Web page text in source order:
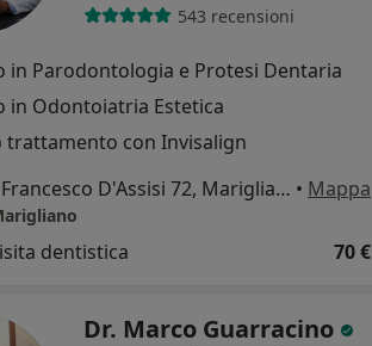
543 recensioni
in Parodontologia e Protesi Dentaria
in Odontoiatria Estetica
trattamento con Invisalign
Via San Francesco D'Assisi 72, Marigliano • Mappa
dentistica 70 €
Dr. Marco Guarracino